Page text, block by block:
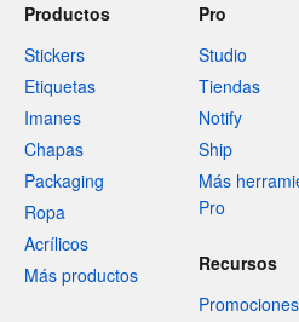
Productos
Stickers
Etiquetas
Imanes
Chapas
Packaging
Ropa
Acrílicos
Más productos
Pro
Studio
Tiendas
Notify
Ship
Más
Pro
Recursos
Promociones